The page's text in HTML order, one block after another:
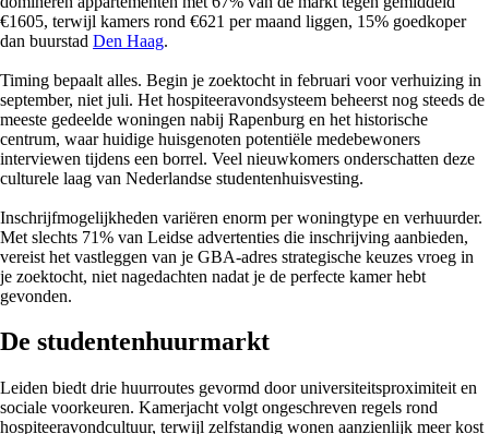
€1605, terwijl kamers rond €621 per maand liggen, 15% goedkoper
dan buurstad Den Haag.
Timing bepaalt alles. Begin je zoektocht in februari voor verhuizing in
september, niet juli. Het hospiteeravondsysteem beheerst nog steeds de
meeste gedeelde woningen nabij Rapenburg en het historische
centrum, waar huidige huisgenoten potentiële medebewoners
interviewen tijdens een borrel. Veel nieuwkomers onderschatten deze
culturele laag van Nederlandse studentenhuisvesting.
Inschrijfmogelijkheden variëren enorm per woningtype en verhuurder.
Met slechts 71% van Leidse advertenties die inschrijving aanbieden,
vereist het vastleggen van je GBA-adres strategische keuzes vroeg in
je zoektocht, niet nagedachten nadat je de perfecte kamer hebt
gevonden.
De studentenhuurmarkt
Leiden biedt drie huurroutes gevormd door universiteitsproximiteit en
sociale voorkeuren. Kamerjacht volgt ongeschreven regels rond
hospiteeravondcultuur, terwijl zelfstandig wonen aanzienlijk meer kost